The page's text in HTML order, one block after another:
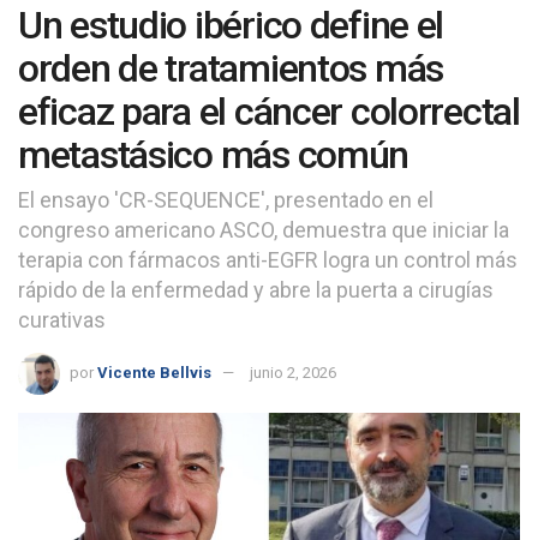
Un estudio ibérico define el
orden de tratamientos más
eficaz para el cáncer colorrectal
metastásico más común
El ensayo 'CR-SEQUENCE', presentado en el
congreso americano ASCO, demuestra que iniciar la
terapia con fármacos anti-EGFR logra un control más
rápido de la enfermedad y abre la puerta a cirugías
curativas
por Vicente Bellvis junio 2, 2026